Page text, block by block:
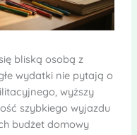
bliską osobą z
wydatki nie pytają o
wyższy
szybkiego wyjazdu
budżet domowy